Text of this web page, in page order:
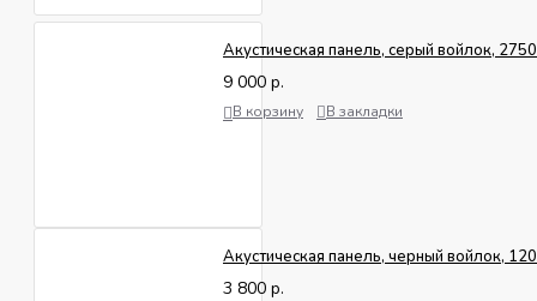
Акустическая панель, серый войлок,
9 000 р.
В корзину В закладки
Акустическая панель, черный войлок,
3 800 р.